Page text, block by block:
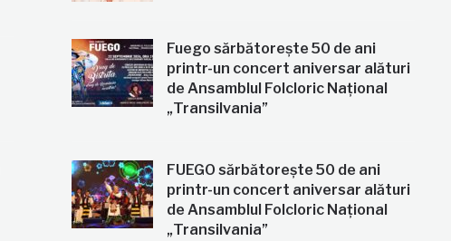
Fuego sărbătorește 50 de ani
printr-un concert aniversar alături
de Ansamblul Folcloric Național
„Transilvania”
FUEGO sărbătorește 50 de ani
printr-un concert aniversar alături
de Ansamblul Folcloric Național
„Transilvania”